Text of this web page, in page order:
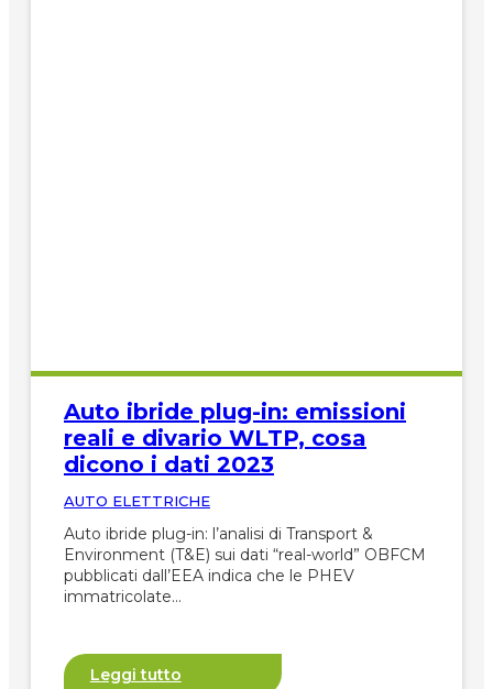
Auto ibride plug-in: emissioni
reali e divario WLTP, cosa
dicono i dati 2023
AUTO ELETTRICHE
Auto ibride plug-in: l’analisi di Transport &
Environment (T&E) sui dati “real-world” OBFCM
pubblicati dall’EEA indica che le PHEV
immatricolate…
Leggi tutto